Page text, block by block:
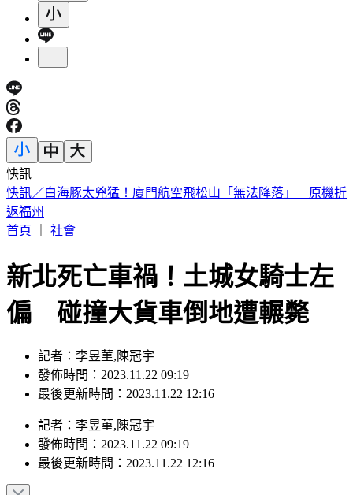
快訊
只領2千「ATM數鈔聲」狂響！網笑：像領幾十萬 內行曝原
因
首頁
社會
新北死亡車禍！土城女騎士左
偏 碰撞大貨車倒地遭輾斃
記者：李昱菫,陳冠宇
發佈時間：2023.11.22 09:19
最後更新時間：2023.11.22 12:16
記者 ： 李昱菫,陳冠宇
發佈時間： 2023.11.22 09:19
最後更新時間： 2023.11.22 12:16